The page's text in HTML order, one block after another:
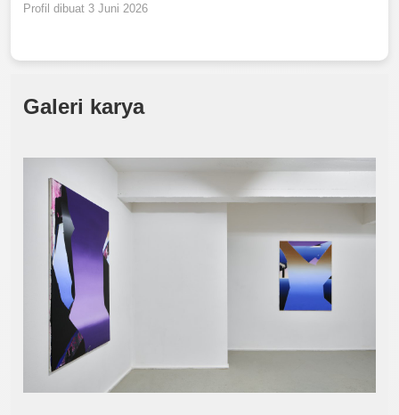
Profil dibuat 3 Juni 2026
Galeri karya